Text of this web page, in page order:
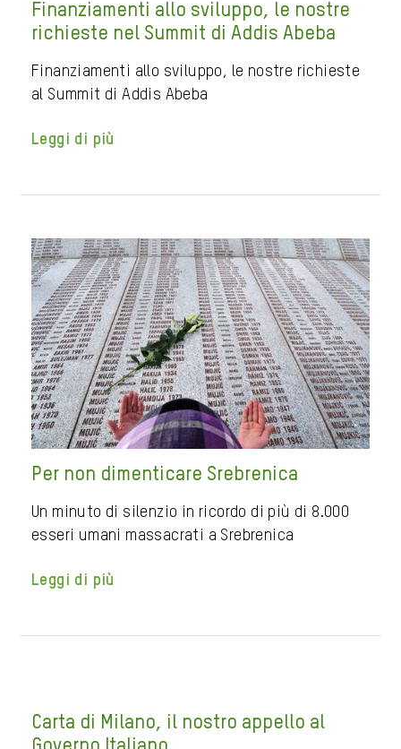
Finanziamenti allo sviluppo, le nostre
richieste nel Summit di Addis Abeba
Finanziamenti allo sviluppo, le nostre richieste
al Summit di Addis Abeba
Leggi di più
Per non dimenticare Srebrenica
Un minuto di silenzio in ricordo di più di 8.000
esseri umani massacrati a Srebrenica
Leggi di più
Carta di Milano, il nostro appello al